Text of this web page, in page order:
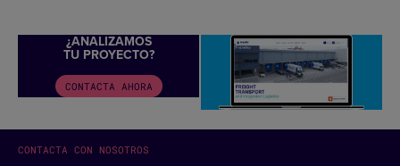
¿ANALIZAMOS
TU PROYECTO?
CONTACTA AHORA
CONTACTA CON NOSOTROS